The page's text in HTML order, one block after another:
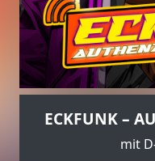
ECKFUNK –
mit